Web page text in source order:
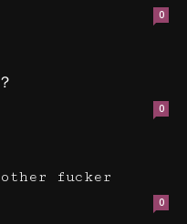
0
0
fucker
0